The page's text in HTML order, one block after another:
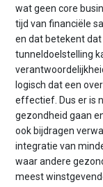
wat geen core
tijd van financiële
en dat betekent
tunneldoelstelling
logisch dat een
effectief. Dus er is
gezondheid gaan
ook bijdragen
integratie van
waar andere
meest